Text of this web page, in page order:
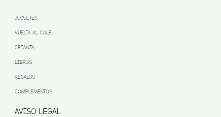
JUGUETES
VUELTA AL COLE
CRIANZA
LIBROS
REGALOS
COMPLEMENTOS
AVISO LEGAL